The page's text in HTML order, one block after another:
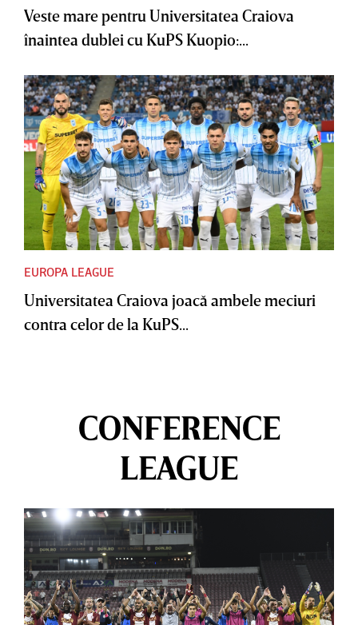
Veste mare pentru Universitatea Craiova
înaintea dublei cu KuPS Kuopio:...
EUROPA LEAGUE
Universitatea Craiova joacă ambele meciuri
contra celor de la KuPS...
CONFERENCE
LEAGUE